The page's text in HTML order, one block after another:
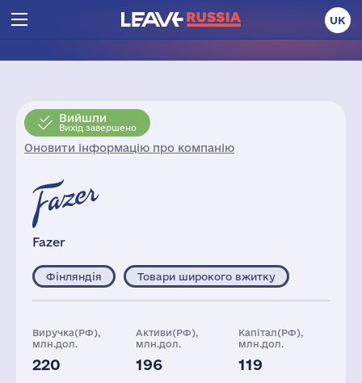
UK
Вийшли
Вихід завершено
Оновити інформацію про компанію
Fazer
Фінляндія Товари широкого вжитку
Виручка(РФ),
млн.дол.
220
Активи(РФ),
млн.дол.
196
Капітал(РФ),
млн.дол.
119